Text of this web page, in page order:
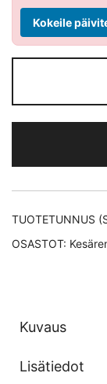
Kokeile
TUOTETUNNUS
OSASTOT:
Kuvaus
Lisätiedot